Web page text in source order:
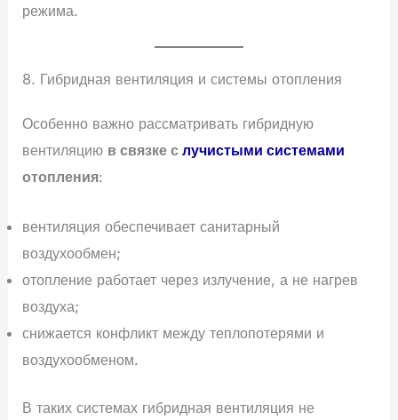
режима.
8. Гибридная вентиляция и системы отопления
Особенно важно рассматривать гибридную
вентиляцию в связке случистыми системами
отопления:
вентиляция обеспечивает санитарный
воздухообмен;
отопление работает через излучение, а не нагрев
воздуха;
снижается конфликт между теплопотерями и
воздухообменом.
В таких системах гибридная вентиляция не